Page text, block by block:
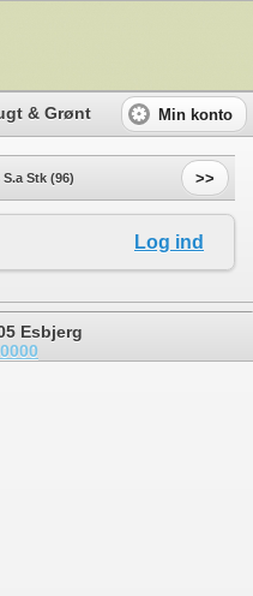
& Grønt Min konto
Stk (96) >>
Log ind
Esbjerg